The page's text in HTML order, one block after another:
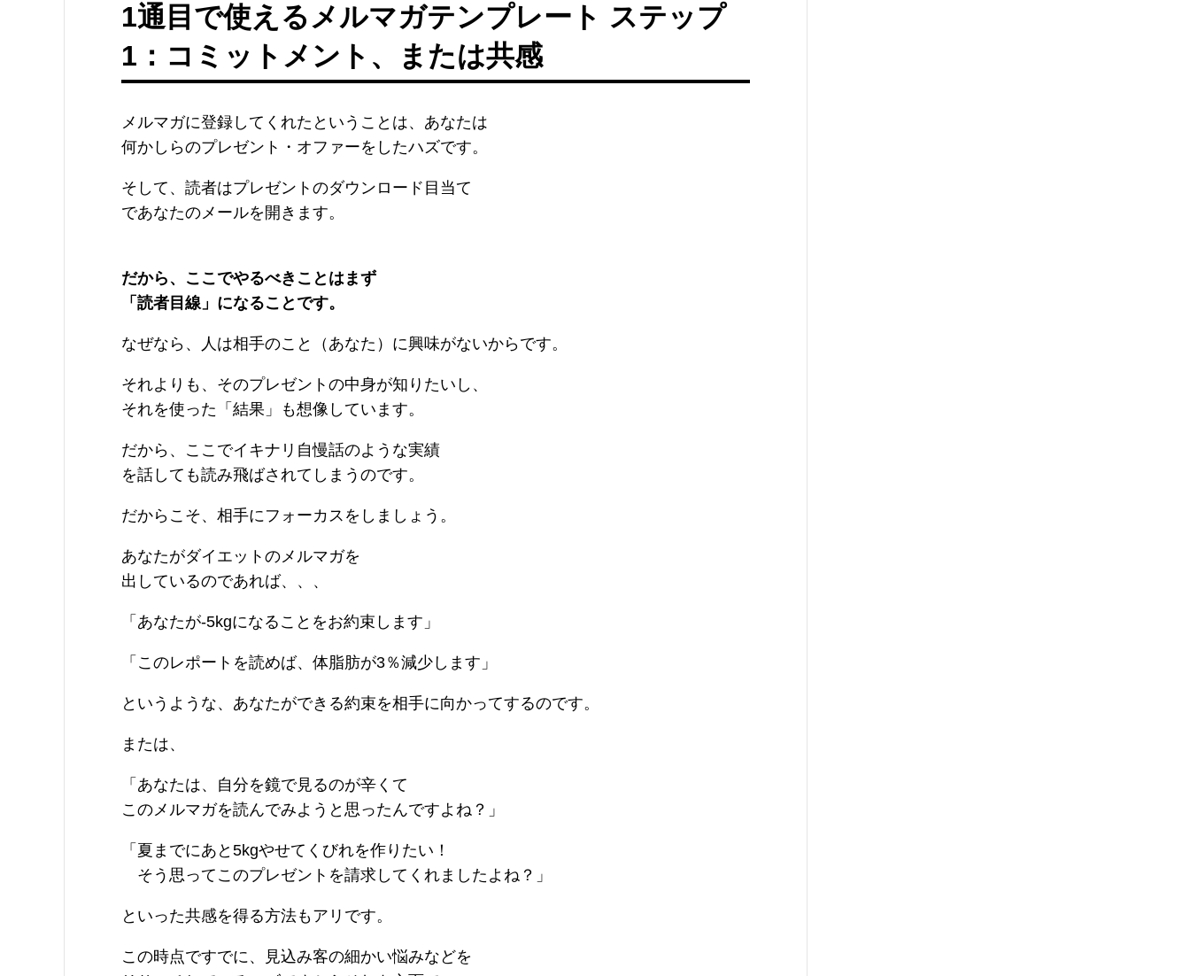
1通目で使えるメルマガテンプレート ステップ
1：コミットメント、または共感
メルマガに登録してくれたということは、あなたは
何かしらのプレゼント・オファーをしたハズです。
そして、読者はプレゼントのダウンロード目当て
であなたのメールを開きます。
だから、ここでやるべきことはまず
「読者目線」になることです。
なぜなら、人は相手のこと（あなた）に興味がないからです。
それよりも、そのプレゼントの中身が知りたいし、
それを使った「結果」も想像しています。
だから、ここでイキナリ自慢話のような実績
を話しても読み飛ばされてしまうのです。
だからこそ、相手にフォーカスをしましょう。
あなたがダイエットのメルマガを
出しているのであれば、、、
「あなたが-5kgになることをお約束します」
「このレポートを読めば、体脂肪が3％減少します」
というような、あなたができる約束を相手に向かってするのです。
または、
「あなたは、自分を鏡で見るのが辛くて
このメルマガを読んでみようと思ったんですよね？」
「夏までにあと5kgやせてくびれを作りたい！
そう思ってこのプレゼントを請求してくれましたよね？」
といった共感を得る方法もアリです。
この時点ですでに、見込み客の細かい悩みなどを